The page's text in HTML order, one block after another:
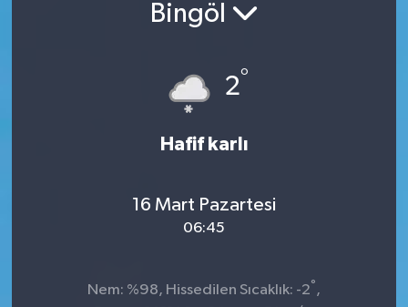
Bingöl
2°
Hafif karlı
16 Mart Pazartesi
06:45
Nem: %98, Hissedilen Sıcaklık: -2° ,